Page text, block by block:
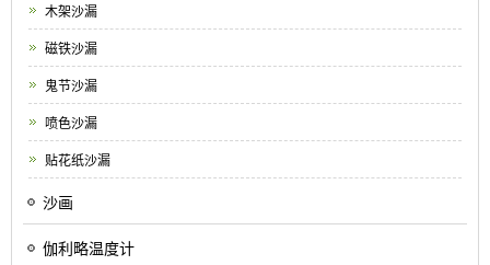
木架沙漏
磁铁沙漏
鬼节沙漏
喷色沙漏
贴花纸沙漏
沙画
伽利略温度计